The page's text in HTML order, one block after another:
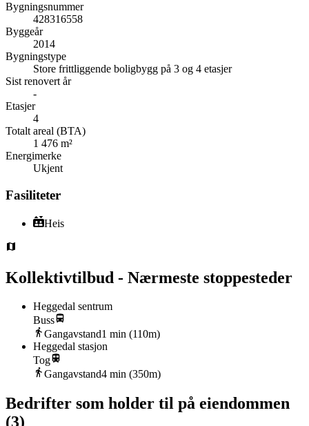
Bygningsnummer
428316558
Byggeår
2014
Bygningstype
Store frittliggende boligbygg på 3 og 4 etasjer
Sist renovert år
-
Etasjer
4
Totalt areal (BTA)
1 476 m²
Energimerke
Ukjent
Fasiliteter
Heis
Kollektivtilbud - Nærmeste stoppesteder
Heggedal sentrum
Buss
Gangavstand1 min (110m)
Heggedal stasjon
Tog
Gangavstand4 min (350m)
Bedrifter som holder til på eiendommen
(3)